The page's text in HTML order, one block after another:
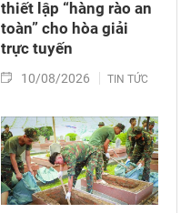
thiết lập “hàng rào an
toàn” cho hòa giải
trực tuyến
10/08/2026 TIN TỨC